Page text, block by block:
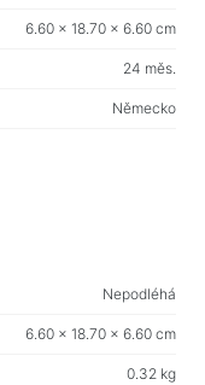
6.60 x 18.70 x 6.60 cm
24 měs.
Německo
Nepodléhá
6.60 x 18.70 x 6.60 cm
0.32 kg